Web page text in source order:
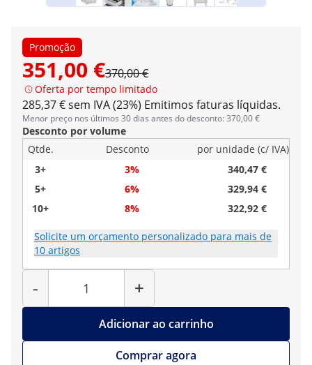
Promoção
351,00 €370,00 €
Oferta por tempo limitado
285,37 € sem IVA (23%) Emitimos faturas líquidas.
Menor preço nos últimos 30 dias antes do desconto: 370,00 €
Desconto por volume
Qtde.
Desconto
por unidade (c/ IVA)
3+
3%
340,47 €
5+
6%
329,94 €
10+
8% 322,92 €
Solicite um orçamento personalizado para mais de
10 artigos
-
Quantidade
+
Adicionar ao carrinho
Comprar agora